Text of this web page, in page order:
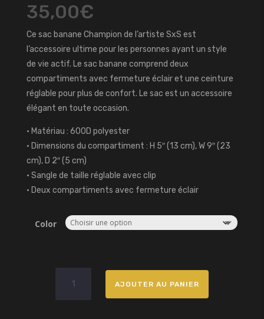
35,00€
Ce sac banane Champion de l’artiste SxS est
l’accessoire ultime pour les personnes ayant un style
de vie actif. Le sac banane comprend deux
compartiments avec fermeture éclair et une ceinture
réglable pour plus de confort. Le sac est un accessoire
élégant en toute occasion.
• Matériau : 600D polyester
• Dimensions du compartiment : H 5″ (13 cm), W 9″ (23
cm), D 2″ (5 cm)
• Sangle de taille réglable avec clip
• Deux compartiments avec fermeture éclair
Color
Sac
AJOUTER AU PANIER